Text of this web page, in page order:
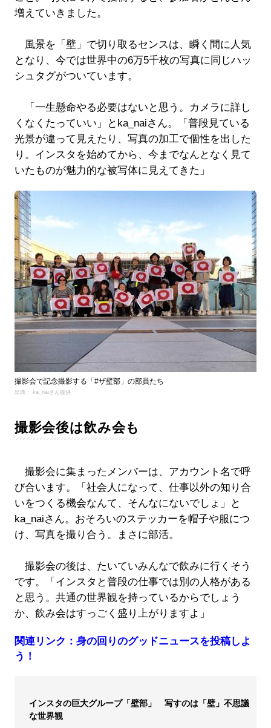
増えていきました。
風景を「壁」で切り取るセンスは、瞬く間に人気
となり、今では世界中の6万5千枚の写真に同じハッ
シュタグがついています。
「一生懸命やる必要はないと思う。カメラに詳し
くなくたっていい」とka_naiさん。「普段見ている
光景が違って見えたり、写真の加工で個性を出した
り。インスタを始めてから、今までなんとなく見て
いたものが魅力的な被写体に見えてきた」
撮影会で記念撮影する「#ザ壁部」の部員たち
出典： ka_naiさん提供
撮影会後は飲み会も
撮影会に集まったメンバーは、アカウント名で呼
び合います。「社会人になって、仕事以外の知り合
いをつくる機会なんて、そんなにないでしょ」と
ka_naiさん。おそろいのステッカーを帽子や服につ
け、写真を撮り合う。まさに部活。
撮影会の後は、たいていみんなで飲みに行くそう
です。「インスタと普段の仕事では別の人格がある
と思う。共通の世界観を持っているからでしょう
か、飲み会はすっごく盛り上がりますよ」
関連リンク：身の回りのグッドニュースを投稿しよ
う！
インスタの巨大グループ「壁部」 写すのは「壁」不思議
な世界観